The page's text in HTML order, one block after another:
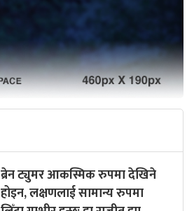
ब्रेन ट्युमर आकस्मिक रुपमा देखिने
होइन, लक्षणलाई सामान्य रुपमा